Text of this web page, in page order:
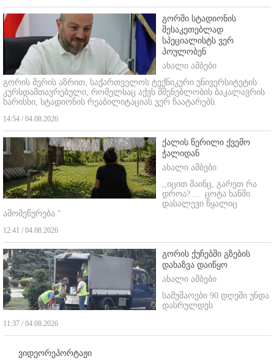
გორში სტადიონის
შესაკეთებლად
სპეციალისტს ვერ
პოულობენ
ახალი ამბები
გორის მერის აზრით, საქართველოს ტექნიკური უნივერსიტეტის
კურსდამთავრებული, რომელსაც აქვს მშენებლობის ბაკალავრის
ხარისხი, სტადიონის რეაბილიტაციას ვერ ჩაატარებს.
14:54 / 04.08.2026
ქალის წერილი ქვემო
ჭალიდან
ახალი ამბები
,,იცით მაინც, გარეთ რა
დროა? ... ცოტა ხანში
დასალევი წყალიც
ამომეწურება."
12:41 / 04.08.2026
გორის ქუჩებში გზების
დახაზვა დაიწყო
ახალი ამბები
სამუშაოები 90 დღეში უნდა
დასრულდეს
11:37 / 04.08.2026
ვიდეორეპორტაჟი